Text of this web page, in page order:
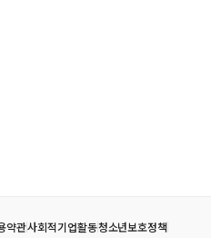
약관사회적기업활동청소년보호정책